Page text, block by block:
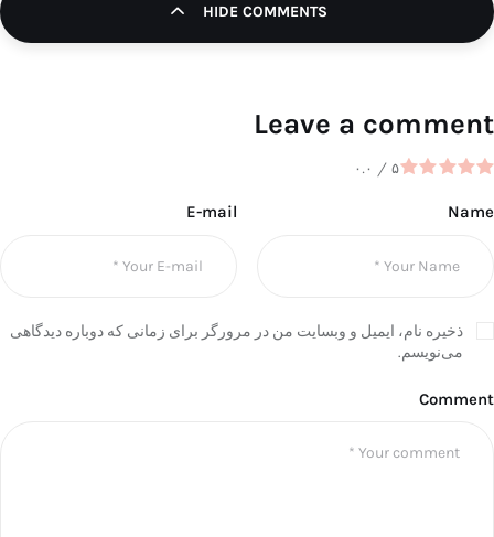
HIDE COMMENTS
Leave a comment
۰.۰ / ۵
Name
E-mail
ذخیره نام، ایمیل و وبسایت من در مرورگر برای زمانی که دوباره دیدگاهی
می‌نویسم.
Comment